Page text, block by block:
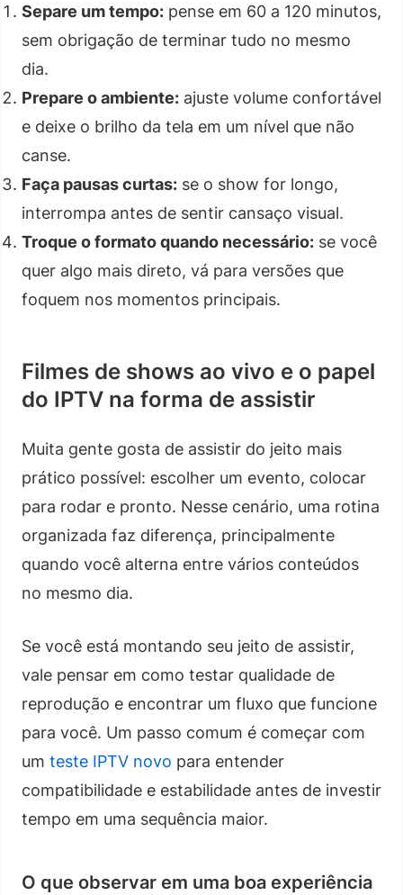
Separe um tempo: pense em 60 a 120 minutos,
sem obrigação de terminar tudo no mesmo
dia.
Prepare o ambiente: ajuste volume confortável
e deixe o brilho da tela em um nível que não
canse.
Faça pausas curtas: se o show for longo,
interrompa antes de sentir cansaço visual.
Troque o formato quando necessário: se você
quer algo mais direto, vá para versões que
foquem nos momentos principais.
Filmes de shows ao vivo e o papel
do IPTV na forma de assistir
Muita gente gosta de assistir do jeito mais
prático possível: escolher um evento, colocar
para rodar e pronto. Nesse cenário, uma rotina
organizada faz diferença, principalmente
quando você alterna entre vários conteúdos
no mesmo dia.
Se você está montando seu jeito de assistir,
vale pensar em como testar qualidade de
reprodução e encontrar um fluxo que funcione
para você. Um passo comum é começar com
um teste IPTV novo para entender
compatibilidade e estabilidade antes de investir
tempo em uma sequência maior.
O que observar em uma boa experiência